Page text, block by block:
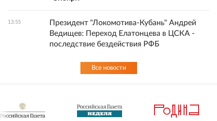
13:55
Президент "Локомотива-Кубань" Андрей
Ведищев: Переход Елатонцева в ЦСКА -
последствие бездействия РФБ
Все новости